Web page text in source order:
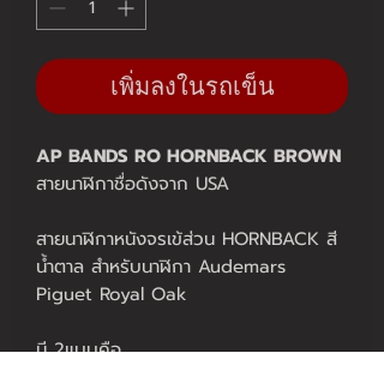
เพิ่มลงในรถเข็น
AP BANDS RO HORNBACK BROWN
สายนาฬิกาชื่อดังจาก USA
สายนาฬิกาหนังจรเข้ส่วน HORNBACK สี
น้ำตาล สำหรับนาฬิกา Audemars
Piguet Royal Oak
มี 2แบบคือ